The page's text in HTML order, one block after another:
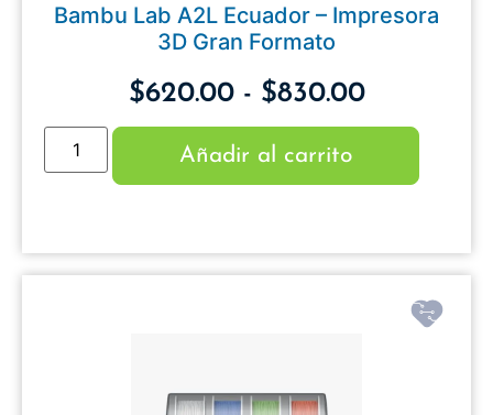
Bambu Lab A2L Ecuador – Impresora
3D Gran Formato
$620.00 - $830.00
Añadir al carrito